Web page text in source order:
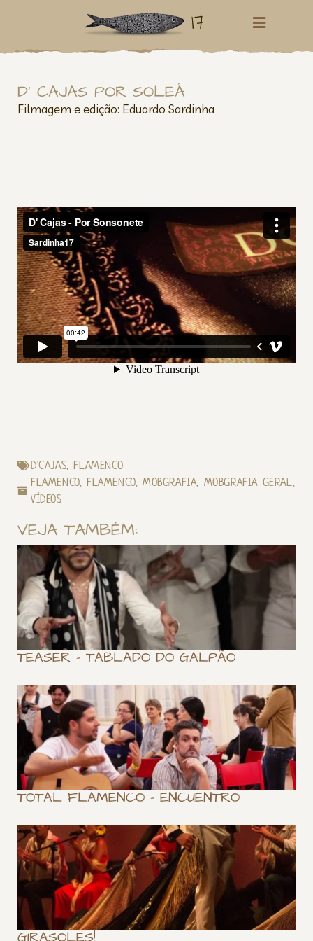
17
D’ CAJAS POR SOLEÁ
Filmagem e edição: Eduardo Sardinha
D'CAJAS,FLAMENCO
FLAMENCO,FLAMENCO,MOBGRAFIA, MOBGRAFIA GERAL,
VÍDEOS
VEJA TAMBÉM:
TEASER – TABLADO DO GALPÃO
TOTAL FLAMENCO – ENCUENTRO